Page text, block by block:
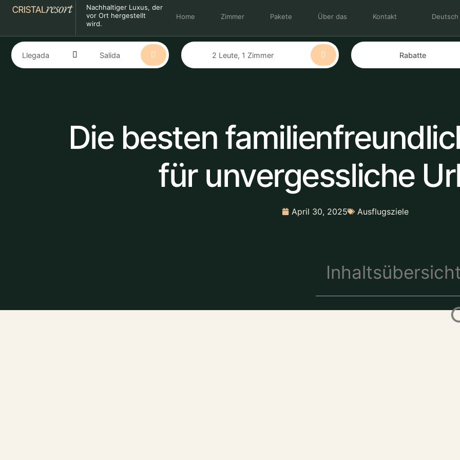
Nachhaltiger Luxus, der
vor Ort hergestellt
wird.
Home Zimmer Pakete Über das Kontakt Deutsch
Die besten
für unvergessliche
April 30, 2025 Ausflugsziele